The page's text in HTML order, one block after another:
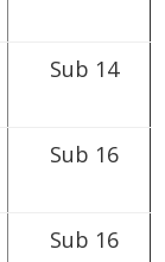
Sub 14
Sub 16
Sub 16